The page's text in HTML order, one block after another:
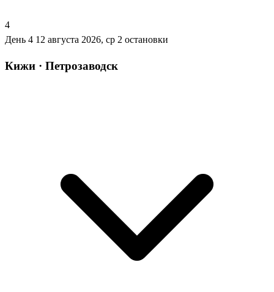
4
День 4 12 августа 2026, ср 2 остановки
Кижи · Петрозаводск